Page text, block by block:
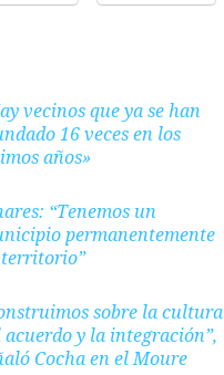
vecinos que ya se han
16 veces en los
años»
“Tenemos un
permanentemente
sobre la cultura
acuerdo y la integración”,
Cocha en el Moure